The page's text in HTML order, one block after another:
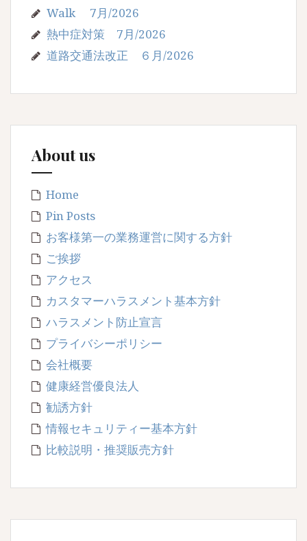
Walk 7月/2026
熱中症対策 7月/2026
道路交通法改正 ６月/2026
About us
Home
Pin Posts
お客様第一の業務運営に関する方針
ご挨拶
アクセス
カスタマーハラスメント基本方針
ハラスメント防止宣言
プライバシーポリシー
会社概要
健康経営優良法人
勧誘方針
情報セキュリティー基本方針
比較説明・推奨販売方針